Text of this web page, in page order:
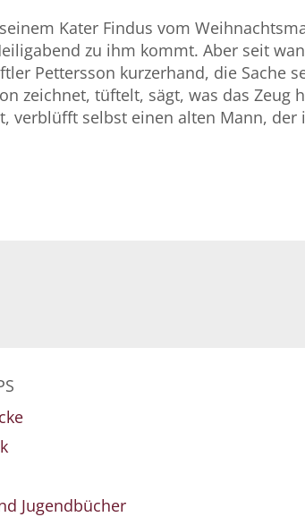
Kater Findus vom
zu ihm kommt. Aber seit
Pettersson kurzerhand, die Sache
zeichnet, tüftelt, sägt, was das Zeug
verblüfft selbst einen alten Mann,
Jugendbücher